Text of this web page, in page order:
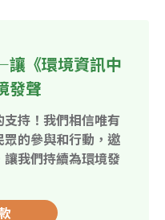
《環境資訊中
發聲
支持！我們相信唯有
的參與和行動，邀
我們持續為環境發